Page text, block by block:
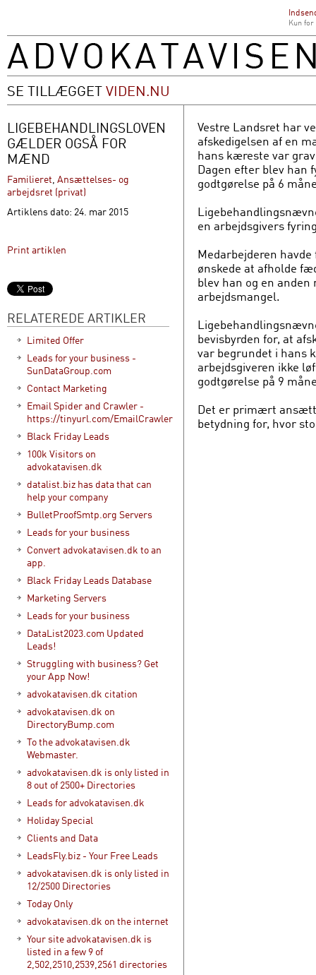
Kun
SE TILLÆGGETVIDEN.NU
LIGEBEHANDLINGSLOVEN
GÆLDER OGSÅ FOR
MÆND
Familieret Ansættelses- og
arbejdsret (privat)
Artiklens dato: 24. mar 2015
Print artiklen
RELATEREDE ARTIKLER
Limited Offer
Leads for your business -
SunDataGroup.com
Contact Marketing
Email Spider and Crawler -
https://tinyurl.com/EmailCrawler
Black Friday Leads
100k Visitors on
advokatavisen.dk
datalist.biz has data that can
help your company
BulletProofSmtp.org Servers
Leads for your business
Convert advokatavisen.dk to an
app.
Black Friday Leads Database
Marketing Servers
Leads for your business
DataList2023.com Updated
Leads!
Struggling with business? Get
your App Now!
advokatavisen.dk citation
advokatavisen.dk on
DirectoryBump.com
To the advokatavisen.dk
Webmaster.
advokatavisen.dk is only listed in
8 out of 2500+ Directories
Leads for advokatavisen.dk
Holiday Special
Clients and Data
LeadsFly.biz - Your Free Leads
advokatavisen.dk is only listed in
12/2500 Directories
Today Only
advokatavisen.dk on the internet
Your site advokatavisen.dk is
listed in a few 9 of
2,502,2510,2539,2561 directories
Vestre Landsret har
afskedigelsen af en
hans kæreste var
Dagen efter blev han
godtgørelse på 6
en arbejdsgivers
Medarbejderen
ønskede at afholde
blev han og en
arbejdsmangel.
bevisbyrden for, at
var begrundet i hans
arbejdsgiveren ikke
godtgørelse på 9
Det er primært
betydning for, hvor